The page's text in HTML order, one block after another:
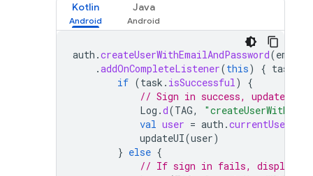
Kotlin Java
auth .createUserWithEmailAndPassword(email
.addOnCompleteListener(this) { task
if (task . isSuccessful)
{
// Sign in success, update UI
Log .d(TAG,
val user = auth .currentUser
updateUI(user)
} else {
// If sign in fails, display a